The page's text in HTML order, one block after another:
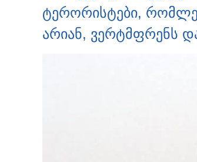
ტერორისტები,
არიან, ვერტმფრენს